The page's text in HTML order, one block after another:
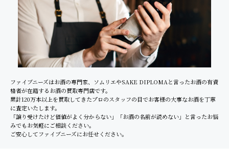
ファイブニーズはお酒の専門家、ソムリエやSAKE DIPLOMAと言ったお酒の有資
格者が在籍するお酒の買取専門店です。
累計120万本以上を買取してきたプロのスタッフの目でお客様の大事なお酒を丁寧
に査定いたします。
「譲り受けたけど価値がよく分からない」「お酒の名前が読めない」と言ったお悩
みでもお気軽にご相談ください。
ご安心してファイブニーズにお任せください。